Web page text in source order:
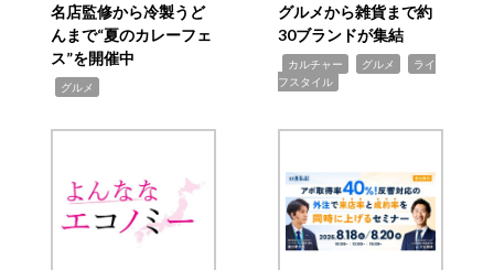
名店監修から冷製うど
んまで“夏のカレーフェ
ス”を開催中
グルメ
グルメから雑貨まで約
30ブランドが集結
カルチャー グルメ
ライ
フスタイル